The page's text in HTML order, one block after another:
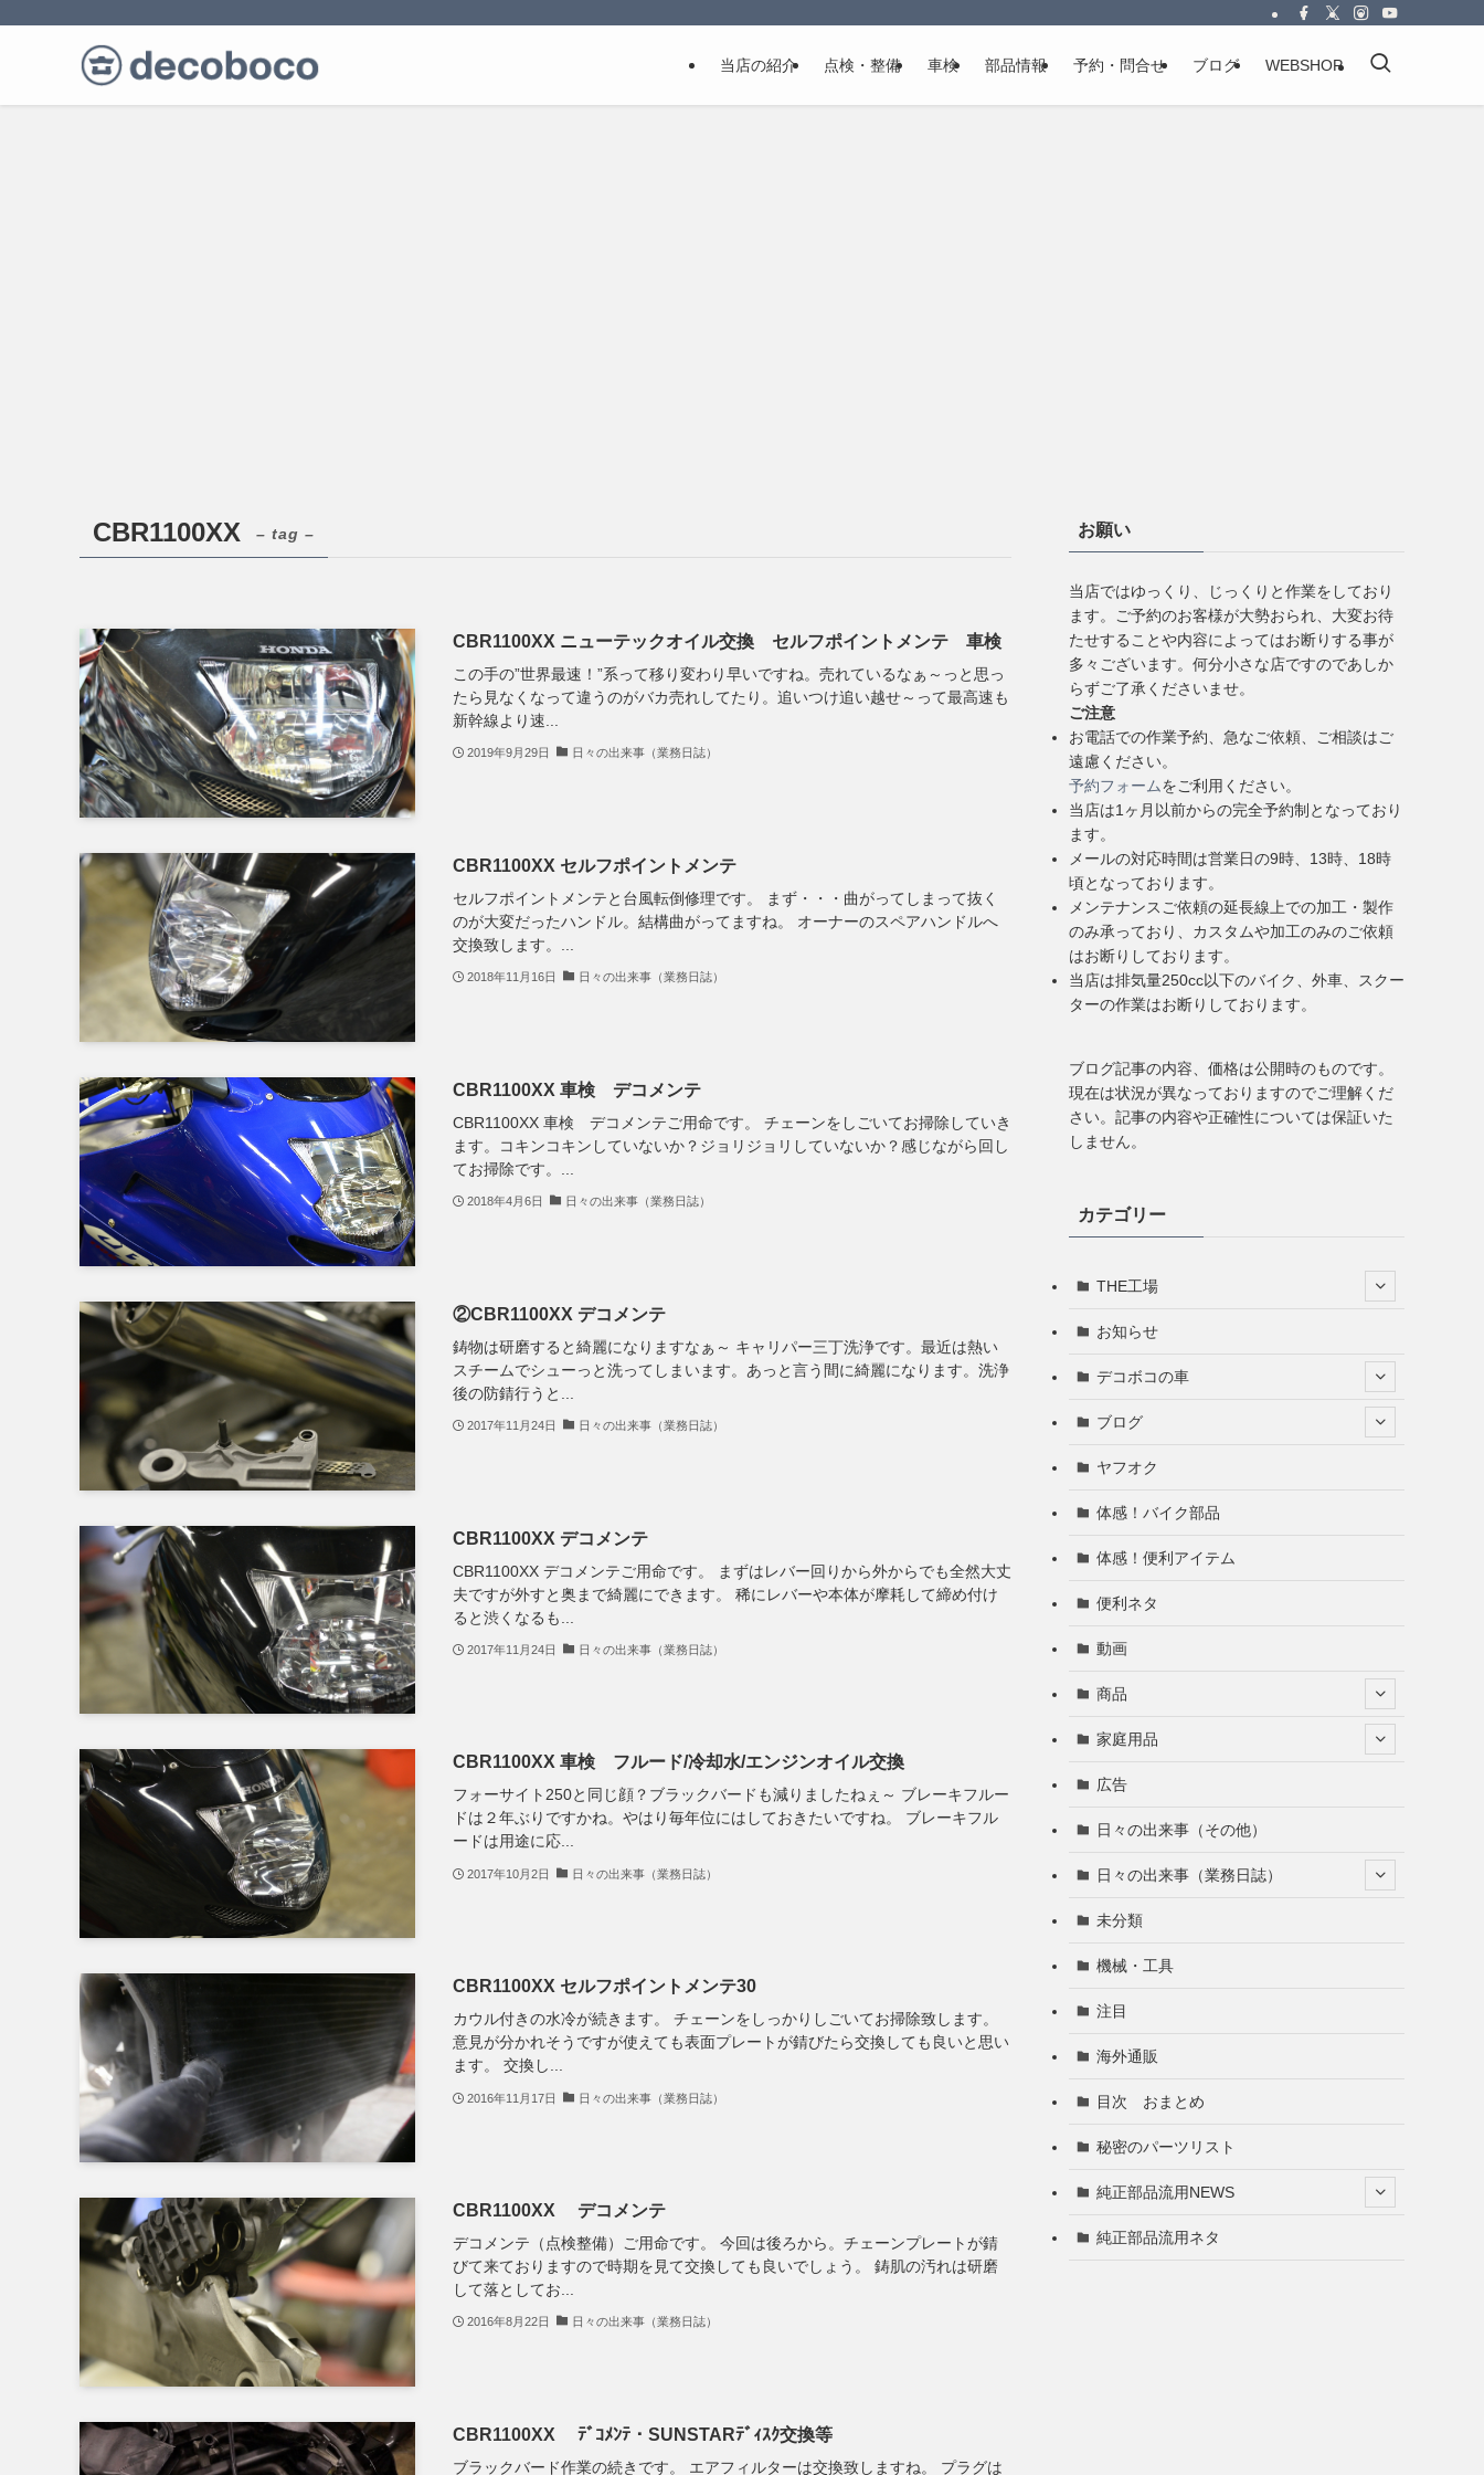
当店の紹介 点検・整備 車検 部品情報 予約・問合せ ブログ WEBSHOP
CBR1100XX – tag –
CBR1100XX ニューテックオイル交換 セルフポイントメンテ 車検
この手の”世界最速！”系って移り変わり早いですね。売れているなぁ～っと思っ
たら見なくなって違うのがバカ売れしてたり。追いつけ追い越せ～って最高速も
新幹線より速...
2019年9月29日 日々の出来事（業務日誌）
CBR1100XX セルフポイントメンテ
セルフポイントメンテと台風転倒修理です。 まず・・・曲がってしまって抜く
のが大変だったハンドル。結構曲がってますね。 オーナーのスペアハンドルへ
交換致します。...
2018年11月16日 日々の出来事（業務日誌）
CBR1100XX 車検 デコメンテ
CBR1100XX 車検 デコメンテご用命です。 チェーンをしごいてお掃除していき
ます。コキンコキンしていないか？ジョリジョリしていないか？感じながら回し
てお掃除です。...
2018年4月6日 日々の出来事（業務日誌）
②CBR1100XX デコメンテ
鋳物は研磨すると綺麗になりますなぁ～ キャリパー三丁洗浄です。最近は熱い
スチームでシューっと洗ってしまいます。あっと言う間に綺麗になります。洗浄
後の防錆行うと...
2017年11月24日 日々の出来事（業務日誌）
CBR1100XX デコメンテ
CBR1100XX デコメンテご用命です。 まずはレバー回りから外からでも全然大丈
夫ですが外すと奥まで綺麗にできます。 稀にレバーや本体が摩耗して締め付け
ると渋くなるも...
2017年11月24日 日々の出来事（業務日誌）
CBR1100XX 車検 フルード/冷却水/エンジンオイル交換
フォーサイト250と同じ顔？ブラックバードも減りましたねぇ～ ブレーキフルー
ドは２年ぶりですかね。やはり毎年位にはしておきたいですね。 ブレーキフル
ードは用途に応...
2017年10月2日 日々の出来事（業務日誌）
CBR1100XX セルフポイントメンテ30
カウル付きの水冷が続きます。 チェーンをしっかりしごいてお掃除致します。
意見が分かれそうですが使えても表面プレートが錆びたら交換しても良いと思い
ます。 交換し...
2016年11月17日 日々の出来事（業務日誌）
CBR1100XX デコメンテ
デコメンテ（点検整備）ご用命です。 今回は後ろから。チェーンプレートが錆
びて来ておりますので時期を見て交換しても良いでしょう。 鋳肌の汚れは研磨
して落としてお...
2016年8月22日 日々の出来事（業務日誌）
CBR1100XX ﾃﾞｺﾒﾝﾃ・SUNSTARﾃﾞｨｽｸ交換等
ブラックバード作業の続きです。 エアフィルターは交換致しますね。 プラグは
お願い
当店ではゆっくり、じっくりと作業をしており
ます。ご予約のお客様が大勢おられ、大変お待
たせすることや内容によってはお断りする事が
多々ございます。何分小さな店ですのであしか
らずご了承くださいませ。
ご注意
お電話での作業予約、急なご依頼、ご相談はご
遠慮ください。
予約フォームをご利用ください。
当店は1ヶ月以前からの完全予約制となっており
ます。
メールの対応時間は営業日の9時、13時、18時
頃となっております。
メンテナンスご依頼の延長線上での加工・製作
のみ承っており、カスタムや加工のみのご依頼
はお断りしております。
当店は排気量250cc以下のバイク、外車、スクー
ターの作業はお断りしております。
ブログ記事の内容、価格は公開時のものです。
現在は状況が異なっておりますのでご理解くだ
さい。記事の内容や正確性については保証いた
しません。
カテゴリー
THE工場
お知らせ
デコボコの車
ブログ
ヤフオク
体感！バイク部品
体感！便利アイテム
便利ネタ
動画
商品
家庭用品
広告
日々の出来事（その他）
日々の出来事（業務日誌）
未分類
機械・工具
注目
海外通販
目次 おまとめ
秘密のパーツリスト
純正部品流用NEWS
純正部品流用ネタ